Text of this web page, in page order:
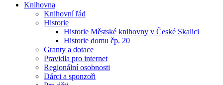
Knihovna
Knihovní řád
Historie
Historie Městské knihovny v České Skalici
Historie domu čp. 20
Granty a dotace
Pravidla pro internet
Regionální osobnosti
Dárci a sponzoři